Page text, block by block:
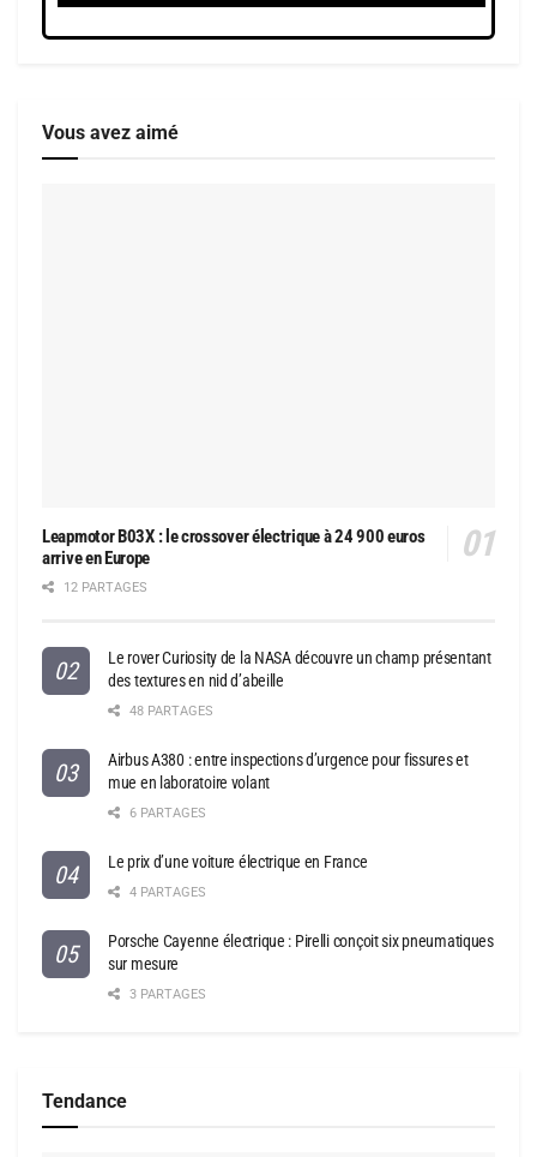
Vous avez aimé
Leapmotor B03X : le crossover électrique à 24 900 euros
arrive en Europe
12 PARTAGES
Le rover Curiosity de la NASA découvre un champ présentant
des textures en nid d’abeille
48 PARTAGES
Airbus A380 : entre inspections d’urgence pour fissures et
mue en laboratoire volant
6 PARTAGES
Le prix d’une voiture électrique en France
4 PARTAGES
Porsche Cayenne électrique : Pirelli conçoit six pneumatiques
sur mesure
3 PARTAGES
Tendance